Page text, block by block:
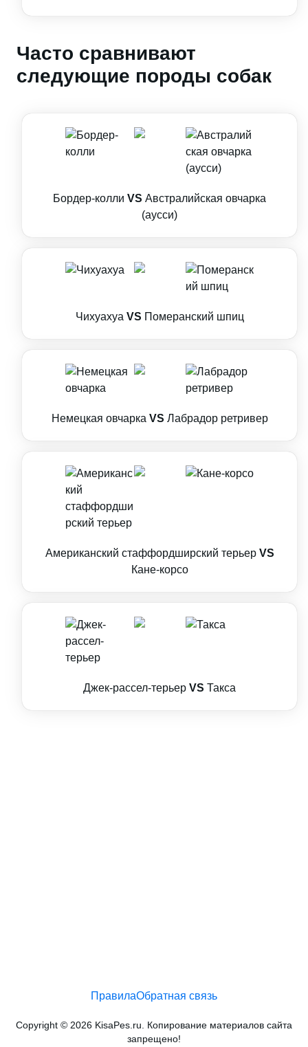
Часто сравнивают
следующие породы собак
Бордер-колли VS Австралийская овчарка
(аусси)
Чихуахуа VS Померанский шпиц
Немецкая овчарка VS Лабрадор ретривер
Американский стаффордширский терьер VS
Кане-корсо
Джек-рассел-терьер VS Такса
ПравилаОбратная связь
Copyright © 2026 KisaPes.ru. Копирование материалов сайта
запрещено!